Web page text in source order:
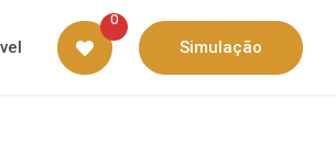
0
Simulação